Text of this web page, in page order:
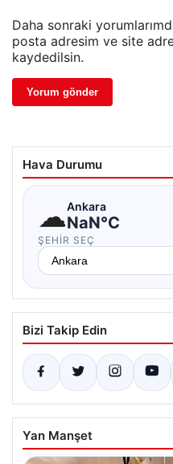
Daha sonraki
posta adresim ve site
kaydedilsin.
Hava Durumu
☁Ankara
NaN°C
ŞEHIR SEÇ
Bizi Takip Edin
Yan Manşet